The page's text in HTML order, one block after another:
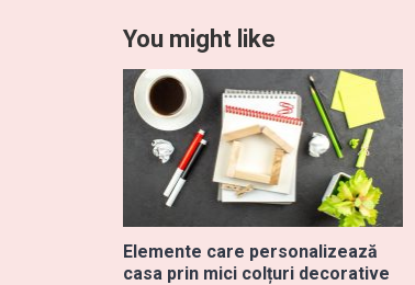
You might like
Elemente care personalizează
casa prin mici colțuri decorative